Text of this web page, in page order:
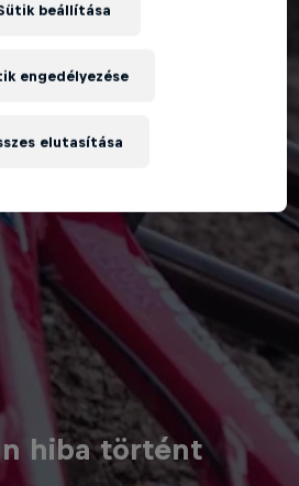
hiba történt
beállítása
elutasítása
engedélyezése